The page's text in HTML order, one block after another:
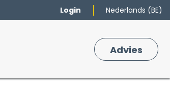
Login Nederlands (BE)
Adv​ies